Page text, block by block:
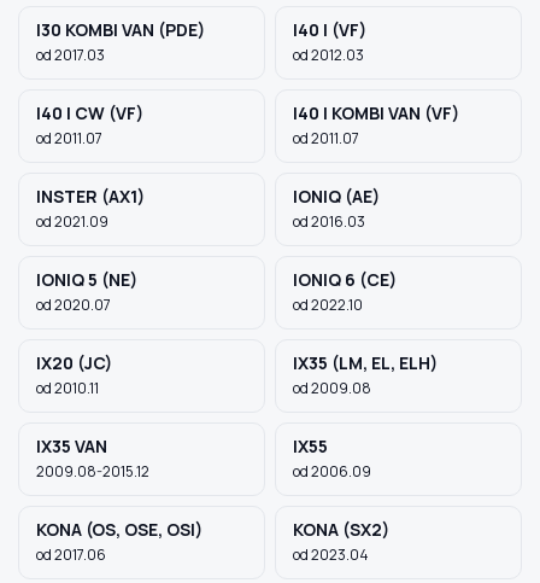
I30 KOMBI VAN (PDE)
od 2017.03
I40 I (VF)
od 2012.03
I40 I CW (VF)
od 2011.07
I40 I KOMBI VAN (VF)
od 2011.07
INSTER (AX1)
od 2021.09
IONIQ (AE)
od 2016.03
IONIQ 5 (NE)
od 2020.07
IONIQ 6 (CE)
od 2022.10
IX20 (JC)
od 2010.11
IX35 (LM, EL, ELH)
od 2009.08
IX35 VAN
2009.08-2015.12
IX55
od 2006.09
KONA (OS, OSE, OSI)
od 2017.06
KONA (SX2)
od 2023.04